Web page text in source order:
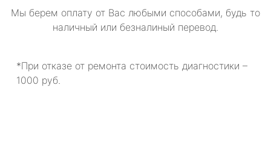
Мы берем оплату от Вас любыми способами, будь то
наличный или безналиный перевод.
*При отказе от ремонта стоимость диагностики –
1000 руб.